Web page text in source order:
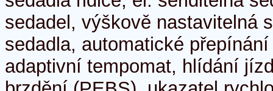
sedadel, výškově nastavitelná
sedadla, automatické
adaptivní tempomat, hlídání